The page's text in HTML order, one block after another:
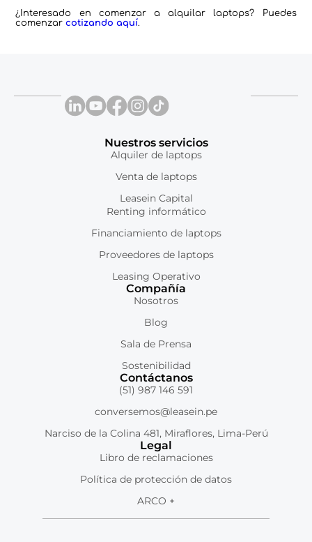
¿Interesado en comenzar a alquilar laptops? Puedes
comenzarcotizando aquí.
Nuestros servicios
Alquiler de laptops
Venta de laptops
Leasein Capital
Renting informático
Financiamiento de laptops
Proveedores de laptops
Leasing Operativo
Compañía
Nosotros
Blog
Sala de Prensa
Sostenibilidad
Contáctanos
(51) 987 146 591
conversemos@leasein.pe
Narciso de la Colina 481, Miraflores, Lima-Perú
Legal
Libro de reclamaciones
Política de protección de datos
ARCO +